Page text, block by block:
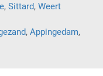
, Sittard, Weert
, Appingedam,